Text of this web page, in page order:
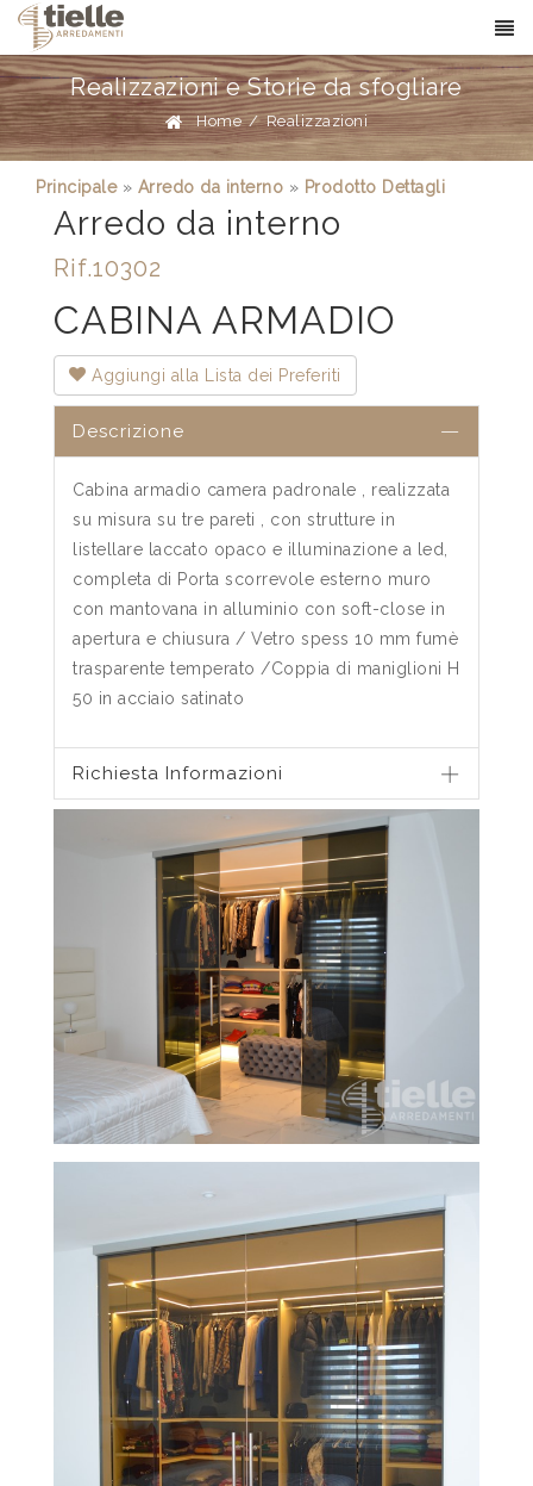
Realizzazioni e Storie da sfogliare
Home / Realizzazioni
Principale» Arredo da interno » Prodotto Dettagli
Arredo da interno
Rif.10302
CABINA ARMADIO
Aggiungi alla Lista dei Preferiti
Descrizione
Cabina armadio camera padronale , realizzata
su misura su tre pareti , con strutture in
listellare laccato opaco e illuminazione a led,
completa di Porta scorrevole esterno muro
con mantovana in alluminio con soft-close in
apertura e chiusura / Vetro spess 10 mm fumè
trasparente temperato /Coppia di maniglioni H
50 in acciaio satinato
Richiesta Informazioni